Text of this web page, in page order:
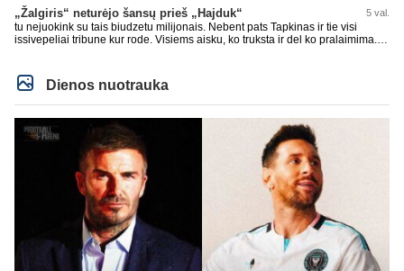
puikiausiai sugeneravo rekordini 1.1B revenue, kas stipriai prisidejo prie
milzinisko klubo vertes suoli siemet. Be to, tie 200 pamineti cia yra visiskai
on-point, jeigu jau musu mylimas D. prasneko apie klubo vertes kelima, arba
CR atveju - numusima.
„Žalgiris“ neturėjo šansų prieš „Hajduk“ 5 val.
tu nejuokink su tais biudzetu milijonais. Nebent pats Tapkinas ir tie visi
issivepeliai tribune kur rode. Visiems aisku, ko truksta ir del ko pralaimima.
kasperunas nesusigaudys. Aciu, mercys, lauksim wilno grietineles
besivaipanciu itamet Konfu lygoje 20 tukst. stadione...jei makleriui tapinui
neatsibos sitas projektas
Dienos nuotrauka